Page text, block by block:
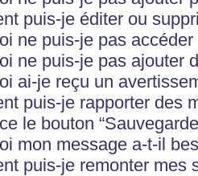
puis-je éditer ou
ne puis-je pas
ne puis-je pas ajouter
ai-je reçu un
puis-je rapporter des
le bouton
mon message a-t-il
puis-je remonter mes